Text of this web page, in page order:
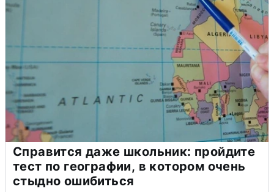
Справится даже школьник: пройдите
тест по географии, в котором очень
стыдно ошибиться